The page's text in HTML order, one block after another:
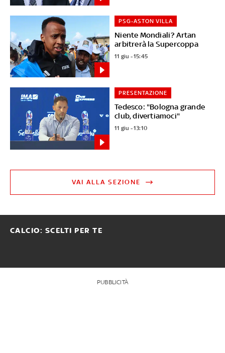
Niente Mondiali? Artan
arbitrerà la Supercoppa
PSG-ASTON VILLA
11 giu - 15:45
Tedesco: "Bologna grande
club, divertiamoci"
PRESENTAZIONE
11 giu - 13:10
VAI ALLA SEZIONE
CALCIO: SCELTI PER TE
PUBBLICITÀ